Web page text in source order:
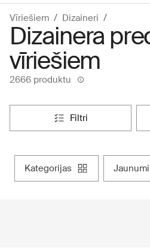
Vīriešiem Dizaineri
Dizainera
vīriešiem
2666 produktu
filtri
kategorijas jaunumi